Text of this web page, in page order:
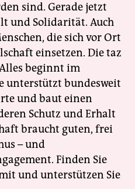
sind. Gerade jetzt
und Solidarität. Auch
die sich vor Ort
einsetzen. Die taz
beginnt im
unterstützt bundesweit
und baut einen
Schutz und Erhalt
braucht guten, frei
– und
Finden Sie
und unterstützen Sie